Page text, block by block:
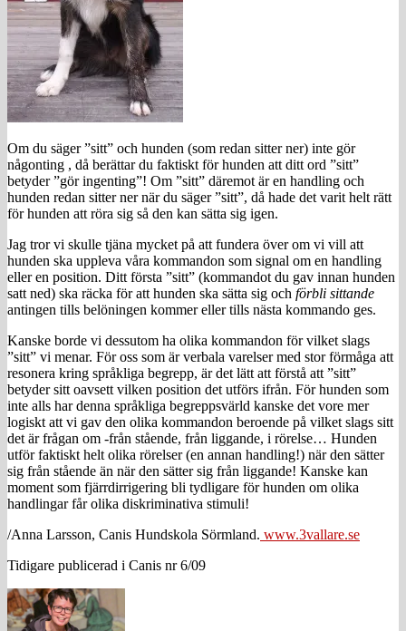
Om du säger ”sitt” och hunden (som redan sitter ner) inte gör
någonting , då berättar du faktiskt för hunden att ditt ord ”sitt”
betyder ”gör ingenting”! Om ”sitt” däremot är en handling och
hunden redan sitter ner när du säger ”sitt”, då hade det varit helt rätt
för hunden att röra sig så den kan sätta sig igen.
Jag tror vi skulle tjäna mycket på att fundera över om vi vill att
hunden ska uppleva våra kommandon som signal om en handling
eller en position. Ditt första ”sitt” (kommandot du gav innan hunden
satt ned) ska räcka för att hunden ska sätta sig och förbli sittande
antingen tills belöningen kommer eller tills nästa kommando ges.
Kanske borde vi dessutom ha olika kommandon för vilket slags
”sitt” vi menar. För oss som är verbala varelser med stor förmåga att
resonera kring språkliga begrepp, är det lätt att förstå att ”sitt”
betyder sitt oavsett vilken position det utförs ifrån. För hunden som
inte alls har denna språkliga begreppsvärld kanske det vore mer
logiskt att vi gav den olika kommandon beroende på vilket slags sitt
det är frågan om -från stående, från liggande, i rörelse… Hunden
utför faktiskt helt olika rörelser (en annan handling!) när den sätter
sig från stående än när den sätter sig från liggande! Kanske kan
moment som fjärrdirrigering bli tydligare för hunden om olika
handlingar får olika diskriminativa stimuli!
/Anna Larsson, Canis Hundskola Sörmland. www.3vallare.se
Tidigare publicerad i Canis nr 6/09